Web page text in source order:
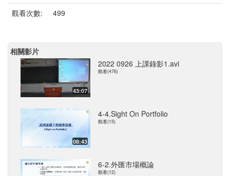
觀看次數:
499
相關影片
43:07
2022 0926 上課錄影1.avi
觀看(476)
08:43
4-4.Sight On Portfolio
觀看(15)
6-2.外匯市場概論
觀看(12)